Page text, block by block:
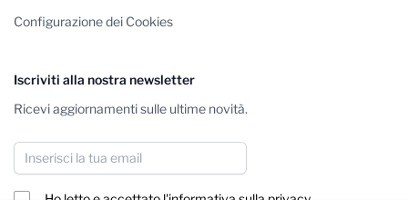
Configurazione dei Cookies
Iscriviti alla nostra newsletter
Ricevi aggiornamenti sulle ultime novità.
Indirizzo email
Ho letto e accettato l'informativa sulla privacy